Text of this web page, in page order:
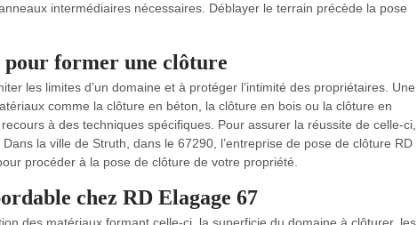
intermédiaires nécessaires. Déblayer le terrain précède la pose
former une clôture
les limites d’un domaine et à protéger l’intimité des propriétaires. Une
comme la clôture en béton, la clôture en bois ou la clôture en
à des techniques spécifiques. Pour assurer la réussite de celle-ci,
la ville de Struth, dans le 67290, l’entreprise de pose de clôture RD
procéder à la pose de clôture de votre propriété.
chez RD Elagage 67